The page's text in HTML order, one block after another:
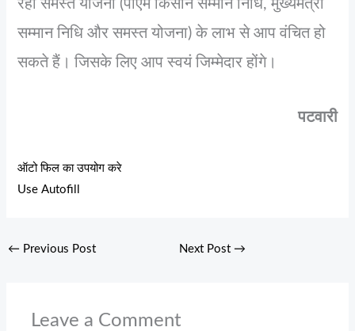
रही समस्‍त योजना (पीएम किसान सम्‍मान निधि, मुख्‍यमंत्री
सम्‍मान निधि और समस्‍त योजना) के लाभ से आप वंचित हो
सकते हैं। जिसके लिए आप स्‍वयं जिम्‍मेदार होंगे।
पटवारी
ऑटो फिल का उपयोग करे
Use Autofill
← Previous Post Next Post →
Leave a Comment